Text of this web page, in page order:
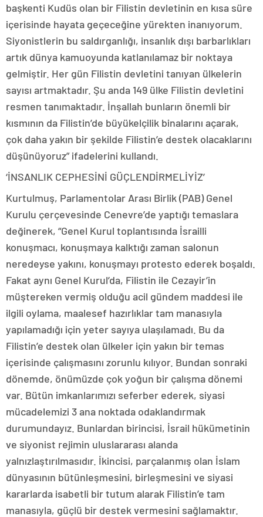
başkenti Kudüs olan bir Filistin devletinin en kısa süre
içerisinde hayata geçeceğine yürekten inanıyorum.
Siyonistlerin bu saldırganlığı, insanlık dışı barbarlıkları
artık dünya kamuoyunda katlanılamaz bir noktaya
gelmiştir. Her gün Filistin devletini tanıyan ülkelerin
sayısı artmaktadır. Şu anda 149 ülke Filistin devletini
resmen tanımaktadır. İnşallah bunların önemli bir
kısmının da Filistin’de büyükelçilik binalarını açarak,
çok daha yakın bir şekilde Filistin’e destek olacaklarını
düşünüyoruz” ifadelerini kullandı.
‘İNSANLIK CEPHESİNİ GÜÇLENDİRMELİYİZ’
Kurtulmuş, Parlamentolar Arası Birlik (PAB) Genel
Kurulu çerçevesinde Cenevre’de yaptığı temaslara
değinerek, “Genel Kurul toplantısında İsrailli
konuşmacı, konuşmaya kalktığı zaman salonun
neredeyse yakını, konuşmayı protesto ederek boşaldı.
Fakat aynı Genel Kurul’da, Filistin ile Cezayir’in
müştereken vermiş olduğu acil gündem maddesi ile
ilgili oylama, maalesef hazırlıklar tam manasıyla
yapılamadığı için yeter sayıya ulaşılamadı. Bu da
Filistin’e destek olan ülkeler için yakın bir temas
içerisinde çalışmasını zorunlu kılıyor. Bundan sonraki
dönemde, önümüzde çok yoğun bir çalışma dönemi
var. Bütün imkanlarımızı seferber ederek, siyasi
mücadelemizi 3 ana noktada odaklandırmak
durumundayız. Bunlardan birincisi, İsrail hükümetinin
ve siyonist rejimin uluslararası alanda
yalnızlaştırılmasıdır. İkincisi, parçalanmış olan İslam
dünyasının bütünleşmesini, birleşmesini ve siyasi
kararlarda isabetli bir tutum alarak Filistin’e tam
manasıyla, güçlü bir destek vermesini sağlamaktır.